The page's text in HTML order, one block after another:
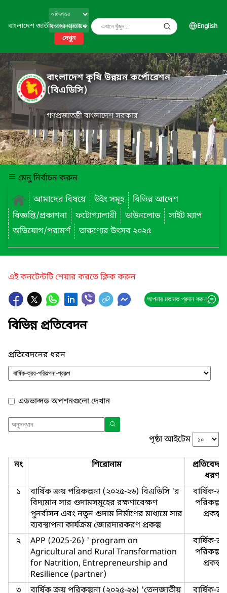
বাংলাদেশ জাতীয় তথ্য বাতায়ন
দেখুন
English
বাংলাদেশ কৃষি উন্নয়ন কর্পোরেশন
(বিএডিসি)
গণপ্রজাতন্ত্রী বাংলাদেশ সরকার
মেনু নির্বাচন করুন
আমাদের বিষয়ে
উইং সমূহ
বিভিন্ন আদেশ
বিজ্ঞপ্তি/প্রকাশনা
ফটোগ্যালারী ডাউনলোড
সাইট ম্যাপ
অভিযোগ/পরামর্শ
তারুণ্যের উৎসব ২০২৫
এই কনটেন্টটি শেয়ার করতে ক্লিক করুন
আপনার মতামত প্রদান করুন
বিভিন্ন প্রতিবেদন
প্রতিবেদনের ধরন
এডভান্সড অপশনগুলো দেখান
পৃষ্ঠা আইটেম
নং শিরোনাম
ধরণ
১
বার্ষিক ক্রয় পরিকল্পনা (২০২৫-২৬) বিএডিসি 'র
বিদ্যমান সার গুদামসমূহের রক্ষণাবেক্ষণ
পুনর্বাসন এবং নতুন গুদাম নির্মাণের মাধ্যমে সার
ব্যবস্থাপনা কার্যক্রম জোরদারকরণ প্রকল্প
বার্ষিক-
প্রকল্প
২
APP (2025-26) ' program on
Agricultural and Rural Transformation
for Natrition, Entrepreneurship and
Resilience (partner)
বার্ষিক-
প্রকল্প
৩
বার্ষিক ক্রয় পরিকল্পনা (২০২৫-২৬) 'তেলজাতীয়
বার্ষিক-